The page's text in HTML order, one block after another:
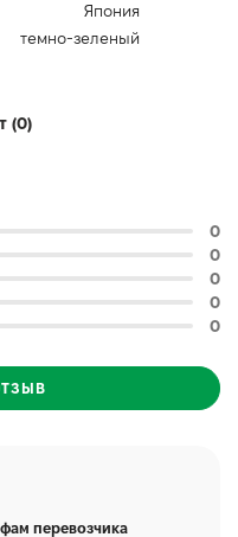
Япония
темно-зеленый
(0)
0
0
0
0
0
перевозчика